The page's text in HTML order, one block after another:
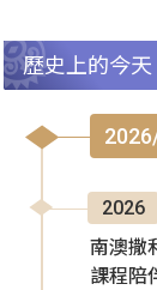
歷史上的今天
2026
南澳撒
課程陪